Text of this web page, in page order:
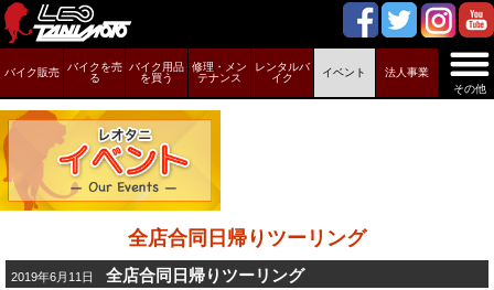
その他
バイク販売
バイクを売
る
バイク用品
を買う
修理・メン
テナンス
レンタルバ
イク
イベント 法人事業
全店合同日帰りツーリング
2019年6月11日 全店合同日帰りツーリング